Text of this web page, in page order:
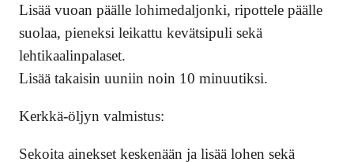
Lisää vuoan päälle lohimedaljonki, ripottele päälle
suolaa, pieneksi leikattu kevätsipuli sekä
lehtikaalinpalaset.
Lisää takaisin uuniin noin 10 minuutiksi.
Kerkkä-öljyn valmistus:
Sekoita ainekset keskenään ja lisää lohen sekä